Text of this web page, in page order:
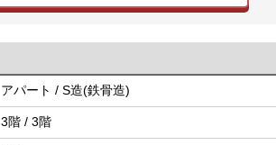
アパート / S造(鉄骨造)
3階 / 3階